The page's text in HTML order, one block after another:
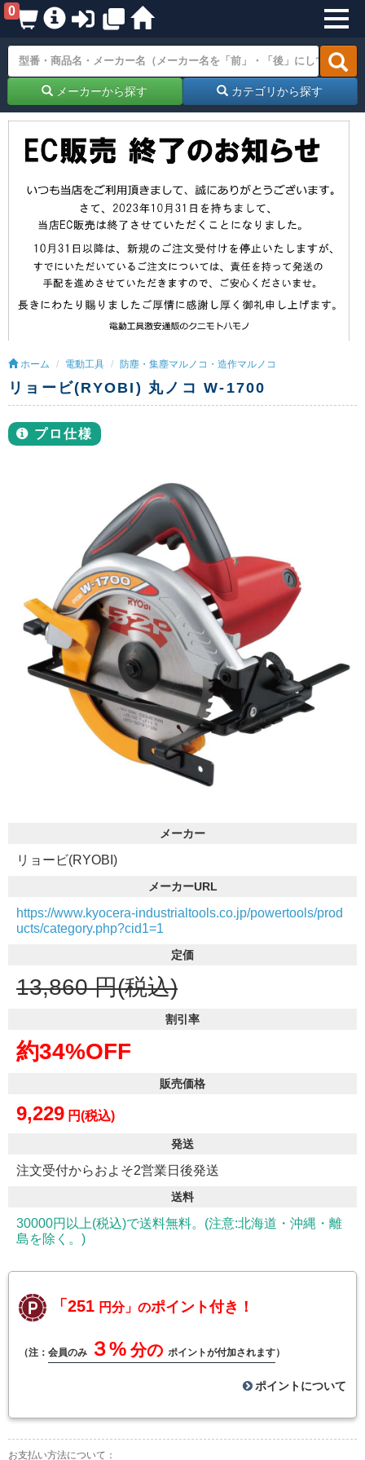
0
メーカーから探す カテゴリから探す
ホーム 電動工具 防塵・集塵マルノコ・造作マルノコ
リョービ(RYOBI) 丸ノコ W-1700
プロ仕様
メーカー
リョービ(RYOBI)
メーカーURL
https://www.kyocera-industrialtools.co.jp/powertools/prod
ucts/category.php?cid1=1
定価
13,860 円(税込)
割引率
約34%OFF
販売価格
9,229 円(税込)
発送
注文受付からおよそ2営業日後発送
送料
30000円以上(税込)で送料無料。(注意:北海道・沖縄・離
島を除く。)
「251 円分」のポイント付き！
（注： 会員のみ ３% 分の ポイントが付加されます）
ポイントについて
お支払い方法について：